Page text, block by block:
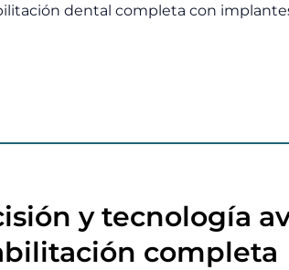
dental completa con
y tecnología
completa